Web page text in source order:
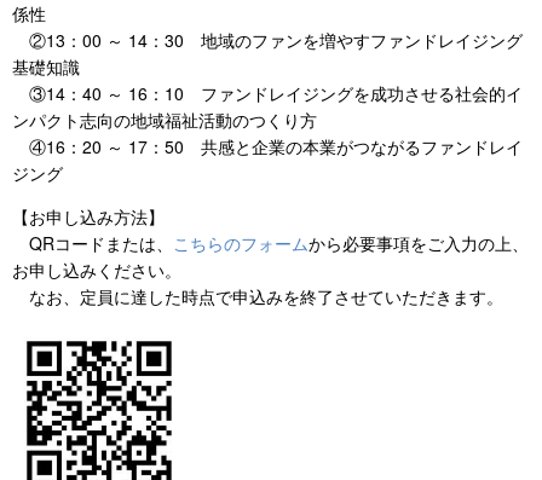
係性
②13：00 ～ 14：30 地域のファンを増やすファンドレイジング
基礎知識
③14：40 ～ 16：10 ファンドレイジングを成功させる社会的イ
ンパクト志向の地域福祉活動のつくり方
④16：20 ～ 17：50 共感と企業の本業がつながるファンドレイ
ジング
【お申し込み方法】
QRコードまたは、 こちらのフォームから必要事項をご入力の上、
お申し込みください。
なお、定員に達した時点で申込みを終了させていただきます。